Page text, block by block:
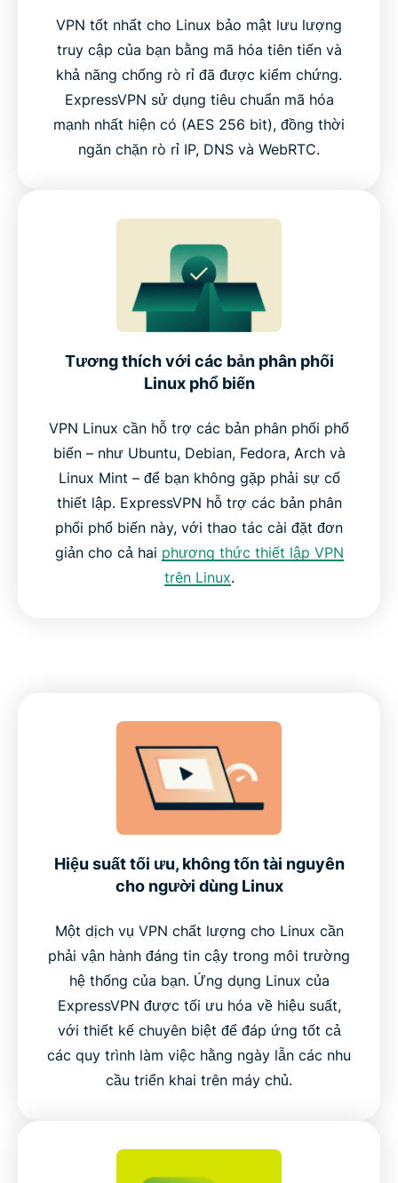
VPN tốt nhất cho Linux bảo mật lưu lượng
truy cập của bạn bằng mã hóa tiên tiến và
khả năng chống rò rỉ đã được kiểm chứng.
ExpressVPN sử dụng tiêu chuẩn mã hóa
mạnh nhất hiện có (AES 256 bit), đồng thời
ngăn chặn rò rỉ IP, DNS và WebRTC.
Tương thích với các bản phân phối
Linux phổ biến
VPN Linux cần hỗ trợ các bản phân phối phổ
biến – như Ubuntu, Debian, Fedora, Arch và
Linux Mint – để bạn không gặp phải sự cố
thiết lập. ExpressVPN hỗ trợ các bản phân
phối phổ biến này, với thao tác cài đặt đơn
giản cho cả hai phương thức thiết lập VPN
trên Linux.
Hiệu suất tối ưu, không tốn tài nguyên
cho người dùng Linux
Một dịch vụ VPN chất lượng cho Linux cần
phải vận hành đáng tin cậy trong môi trường
hệ thống của bạn. Ứng dụng Linux của
ExpressVPN được tối ưu hóa về hiệu suất,
với thiết kế chuyên biệt để đáp ứng tốt cả
các quy trình làm việc hằng ngày lẫn các nhu
cầu triển khai trên máy chủ.